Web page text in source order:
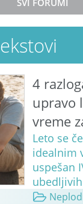
4
upravo
vreme
Leto se
idealnim
uspešan